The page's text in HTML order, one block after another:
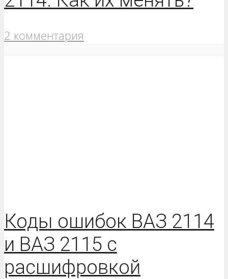
2 комментария
Коды ошибок ВАЗ 2114
и ВАЗ 2115 с
расшифровкой